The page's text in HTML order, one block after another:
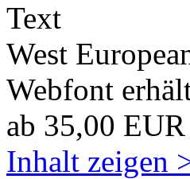
Text
West
Webfont
ab 35,00 EUR
Inhalt zeigen